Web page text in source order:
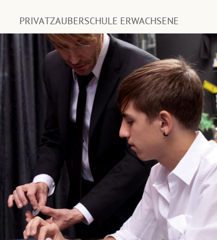
PRIVATZAUBERSCHULE ERWACHSENE